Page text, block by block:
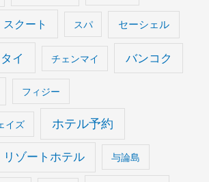
スクート スパ セーシェル
タイ チェンマイ バンコク
フィジー
イズ ホテル予約
リゾートホテル 与論島